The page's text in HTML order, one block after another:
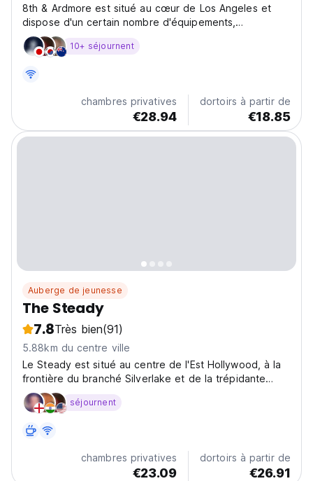
8th & Ardmore est situé au cœur de Los Angeles et
dispose d'un certain nombre d'équipements,
notamment une cuisine commune, une salle à manger
intérieure/extérieure, un parking sécurisé et le WiFi
8 personnes...
10+ séjournent
chambres privatives
€28.94
dortoirs à partir de
€18.85
Auberge de jeunesse
The Steady
7.8Très bien(91)
5.88km du centre ville
Le Steady est situé au centre de l'Est Hollywood, à la
frontière du branché Silverlake et de la trépidante
Koreatown.
séjournent
chambres privatives
€23.09
dortoirs à partir de
€26.91